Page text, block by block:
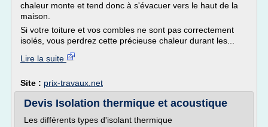
chaleur monte et tend donc à s'évacuer vers le haut de la
maison.
Si votre toiture et vos combles ne sont pas correctement
isolés, vous perdrez cette précieuse chaleur durant les...
Lire la suite
Site : prix-travaux.net
Devis Isolation thermique et acoustique
Les différents types d'isolant thermique